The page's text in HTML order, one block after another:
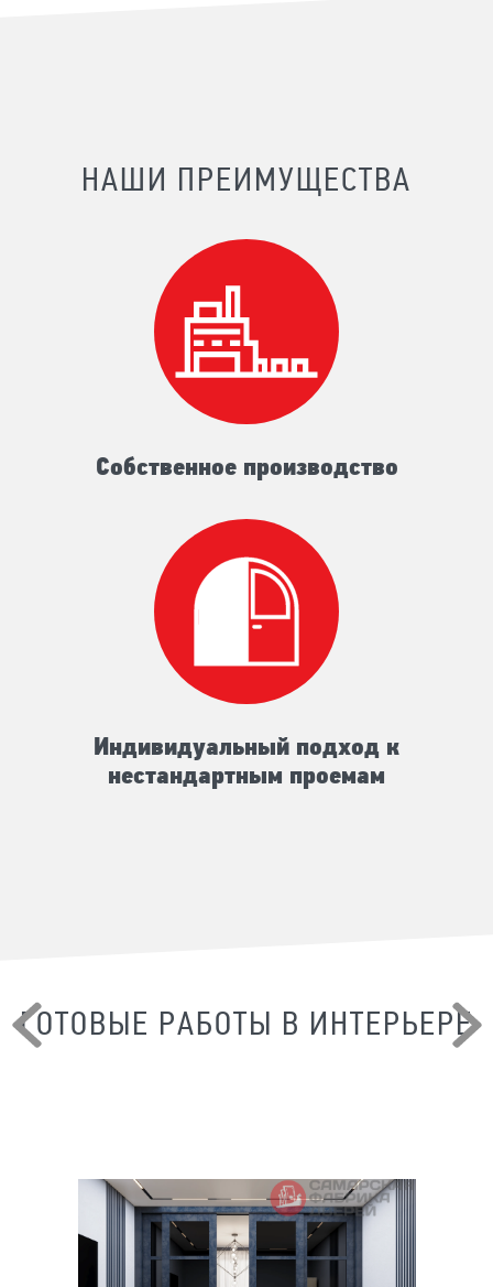
НАШИ ПРЕИМУЩЕСТВА
Собственное производство
Индивидуальный подход к
нестандартным проемам
ГОТОВЫЕ РАБОТЫ В ИНТЕРЬЕРЕ